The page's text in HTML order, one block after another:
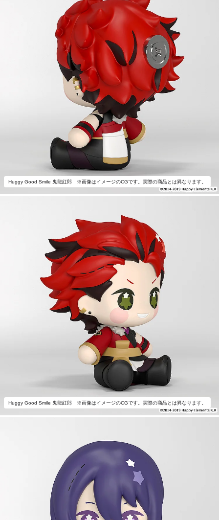
Huggy Good Smile 鬼龍紅郎 ※画像はイメージのCGです。実際の商品とは異なります。
Huggy Good Smile 鬼龍紅郎 ※画像はイメージのCGです。実際の商品とは異なります。